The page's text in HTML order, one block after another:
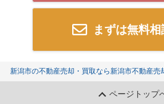
まずは無料
新潟市の不動産売却・買取なら新潟市不動産売
ページトップ